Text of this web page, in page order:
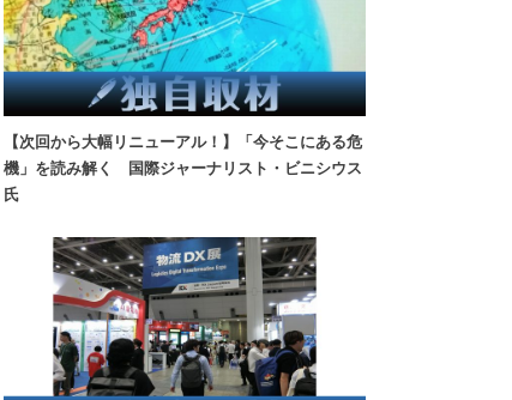
【次回から大幅リニューアル！】「今そこにある危
機」を読み解く 国際ジャーナリスト・ビニシウス
氏